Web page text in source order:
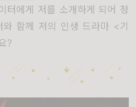
터에게 저를 소개하게 되어 정
함께 저의 인생 드라마 <기
?